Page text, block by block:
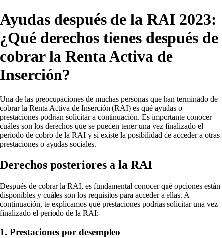
Ayudas después de la RAI 2023:
¿Qué derechos tienes después de
cobrar la Renta Activa de
Inserción?
Una de las preocupaciones de muchas personas que han terminado de
cobrar la Renta Activa de Inserción (RAI) es qué ayudas o
prestaciones podrían solicitar a continuación. Es importante conocer
cuáles son los derechos que se pueden tener una vez finalizado el
periodo de cobro de la RAI y si existe la posibilidad de acceder a otras
prestaciones o ayudas sociales.
Derechos posteriores a la RAI
Después de cobrar la RAI, es fundamental conocer qué opciones están
disponibles y cuáles son los requisitos para acceder a ellas. A
continuación, te explicamos qué prestaciones podrías solicitar una vez
finalizado el periodo de la RAI:
1. Prestaciones por desempleo